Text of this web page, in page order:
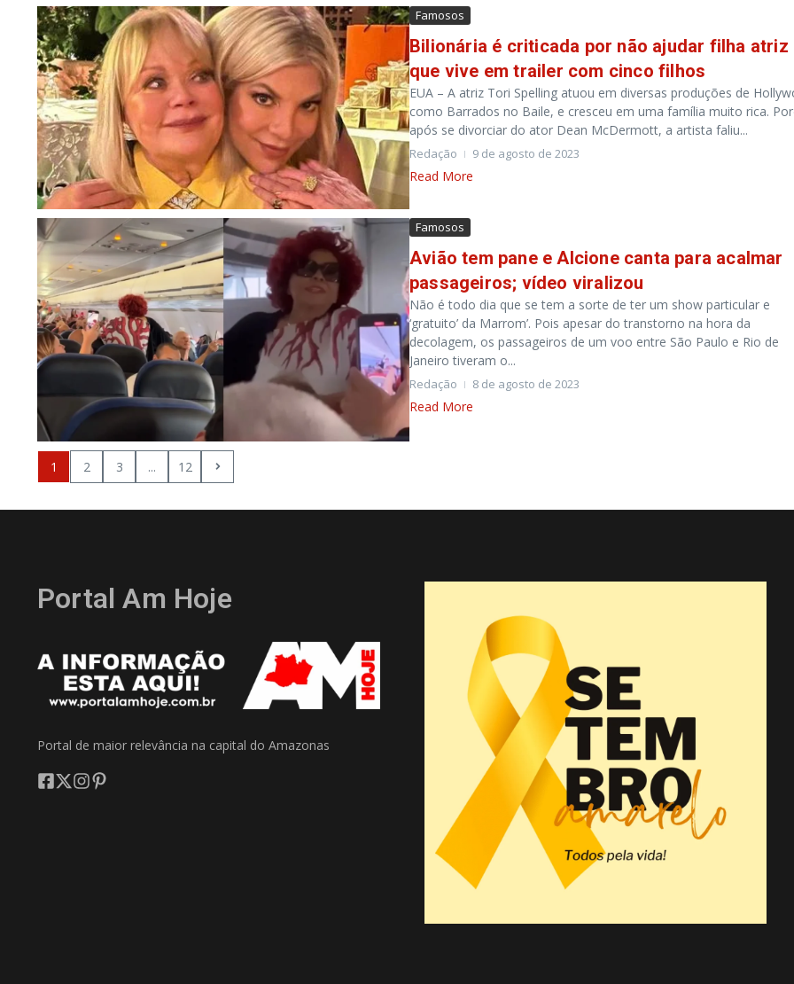
Famosos
Bilionária é criticada por não ajudar filha atriz
que vive em trailer com cinco filhos
EUA – A atriz Tori Spelling atuou em diversas produções de
como Barrados no Baile, e cresceu em uma família muito rica.
após se divorciar do ator Dean McDermott, a artista faliu...
Redação 9 de agosto de 2023
Read More
Famosos
Avião tem pane e Alcione canta para acalmar
passageiros; vídeo viralizou
Não é todo dia que se tem a sorte de ter um show particular e
‘gratuito’ da Marrom’. Pois apesar do transtorno na hora da
decolagem, os passageiros de um voo entre São Paulo e Rio de
Janeiro tiveram o...
Redação 8 de agosto de 2023
Read More
1 2 3 ... 12
Portal Am Hoje
Portal de maior relevância na capital do Amazonas